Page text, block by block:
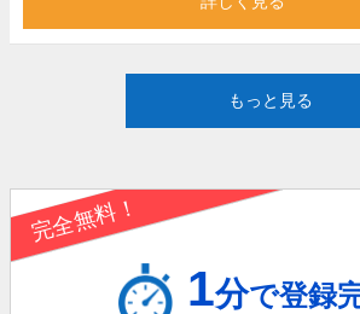
もっと見る
完全無料！
1分で登録